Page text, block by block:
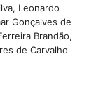
Leonardo
Gonçalves de
Brandão,
de Carvalho